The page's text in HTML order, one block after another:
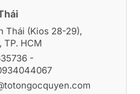
Thái (Kios 28-29),
TP. HCM
-